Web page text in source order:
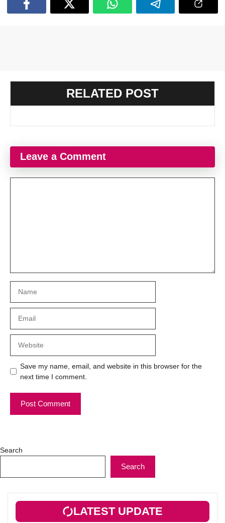
RELATED POST
Leave a Comment
Save my name, email, and website in this browser for the
next time I comment.
Search
Search
LATEST UPDATE